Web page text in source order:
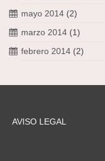
mayo 2014 (2)
marzo 2014 (1)
febrero 2014 (2)
AVISO LEGAL